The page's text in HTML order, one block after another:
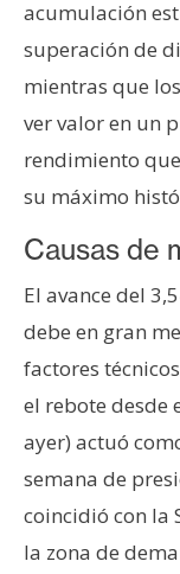
acumulación
superación de
mientras que
ver valor en un
rendimiento
su máximo
Causas de
El avance del
debe en gran
factores
el rebote desde
ayer) actuó
semana de
coincidió con la
la zona de